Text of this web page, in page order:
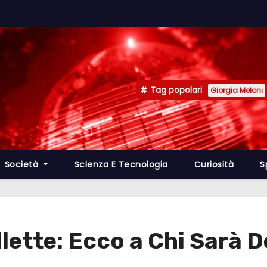
Tag popolari Giorgia Meloni
Società Scienza E Tecnologia Curiosità
Ecco a Chi Sarà